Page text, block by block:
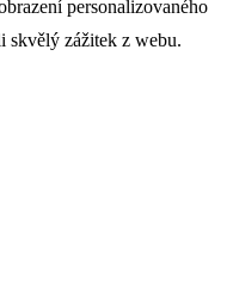
personalizovaného
skvělý zážitek z webu.